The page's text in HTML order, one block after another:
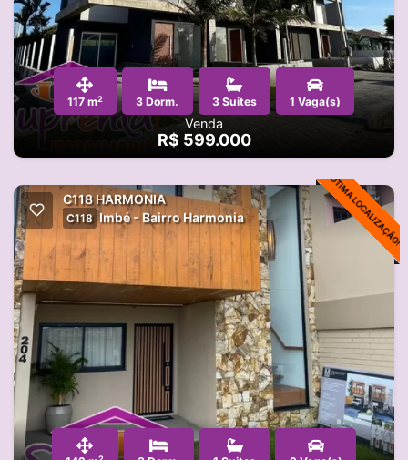
117 m2 3 Dorm. 3 Suites 1 Vaga(s)
Venda
R$ 599.000
ÓTIMA LOCALIZAÇÃO!
C118 HARMONIA
C118 Imbé - Bairro Harmonia